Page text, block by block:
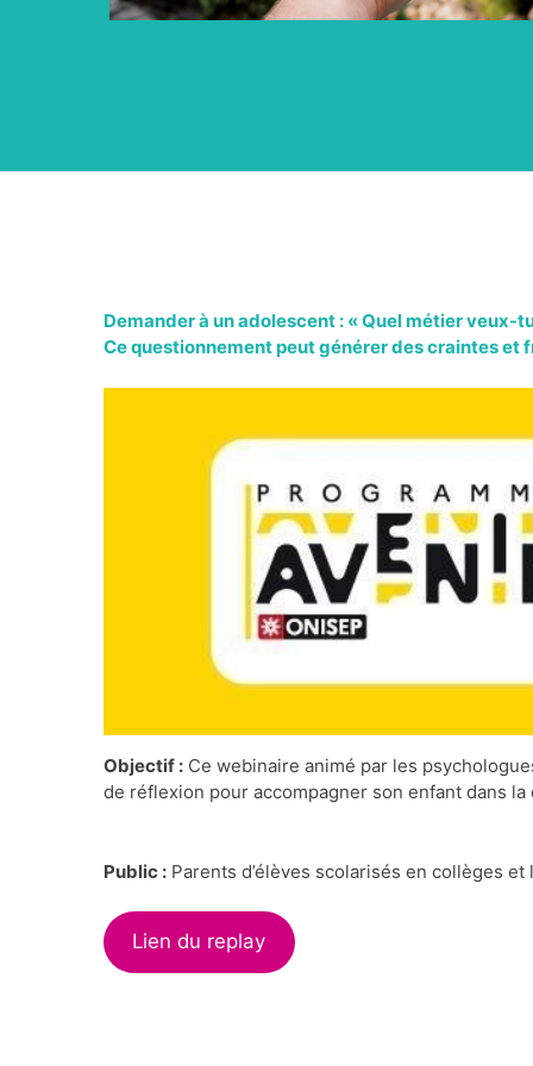
Demander à un adolescent : « Quel métier veux-
Ce questionnement peut générer des craintes et
Objectif : Ce webinaire animé par les
de réflexion pour accompagner son enfant dans
Public : Parents d’élèves scolarisés en collèges et
Lien du replay